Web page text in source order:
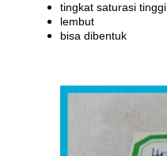
tingkat saturasi tinggi
lembut
bisa dibentuk